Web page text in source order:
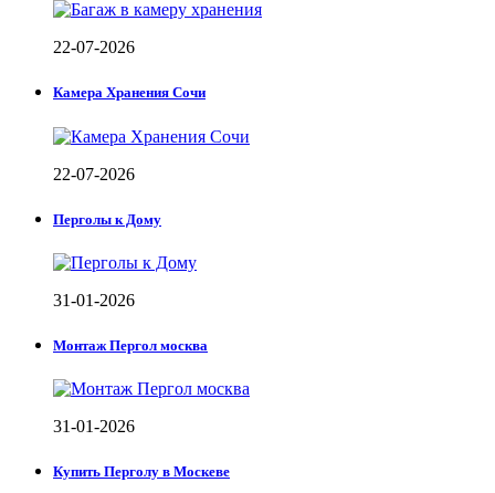
22-07-2026
Камера Хранения Сочи
22-07-2026
Перголы к Дому
31-01-2026
Монтаж Пергол москва
31-01-2026
Купить Перголу в Москеве